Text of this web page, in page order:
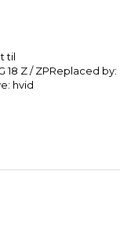
til
18 Z / ZPReplaced by:
hvid